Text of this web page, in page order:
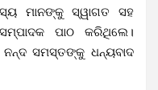
ମାନଙ୍କୁ ସ୍ୱାଗତ ସହ
ପାଠ କରିଥିଲେ।
ନନ୍ଦ ସମସ୍ତଙ୍କୁ ଧନ୍ୟବାଦ